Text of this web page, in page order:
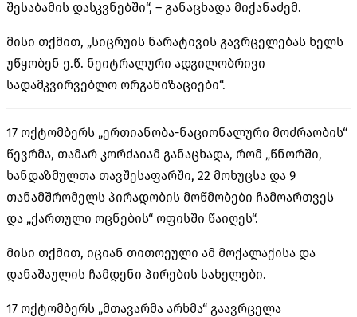
შესაბამის დასკვნებში“, – განაცხადა მიქანაძემ.
მისი თქმით, „სიცრუის ნარატივის გავრცელებას ხელს
უწყობენ ე.წ. ნეიტრალური ადგილობრივი
სადამკვირვებლო ორგანიზაციები“.
17 ოქტომბერს „ერთიანობა-ნაციონალური მოძრაობის“
წევრმა, თამარ კორძაიამ განაცხადა, რომ „წნორში,
ხანდაზმულთა თავშესაფარში, 22 მოხუცსა და 9
თანამშრომელს პირადობის მოწმობები ჩამოართვეს
და „ქართული ოცნების“ ოფისში წაიღეს“.
მისი თქმით, იციან თითოეული ამ მოქალაქისა და
დანაშაულის ჩამდენი პირების სახელები.
17 ოქტომბერს „მთავარმა არხმა“ გაავრცელა